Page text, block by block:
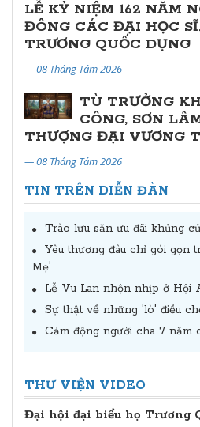
LỄ KỶ NIỆM 162 NĂM
ĐÔNG CÁC ĐẠI HỌC
TRƯƠNG QUỐC DỤNG
— 08 Tháng Tám 2026
TÙ TRƯỞNG
CÔNG, SƠN
THƯỢNG ĐẠI VƯƠNG
— 08 Tháng Tám 2026
TIN TRÊN DIỄN ĐÀN
Trào lưu săn ưu đãi khủng
Yêu thương đâu chỉ gói gọn
Mẹ'
Lễ Vu Lan nhộn nhịp ở Hội
Sự thật về những 'lò' điều
Cảm động người cha 7 năm
THƯ VIỆN VIDEO